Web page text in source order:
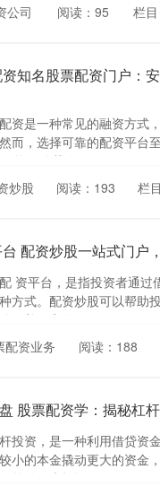
公司 阅读：95 栏
知名股票配资门户：
资是一种常见的融资方式
而，选择可靠的配资平台
资的优势在于....
炒股 阅读：193 栏
配资炒股一站式门户
资平台，是指投资者通过
方式。配资炒股可以帮助
随着更高的风....
配资业务 阅读：188
股票配资学：揭秘杠
投资，是一种利用借贷资
小的本金撬动更大的资金
能够放大投资....